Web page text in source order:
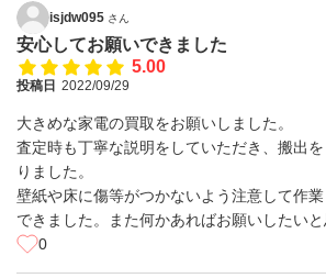
isjdw095 さん
安心してお願いできました
5.00
投稿日 2022/09/29
大きめな家電の買取をお願いしました。
査定時も丁寧な説明をしていただき、搬出
りました。
壁紙や床に傷等がつかないよう注意して作
できました。また何かあればお願いしたいと
0